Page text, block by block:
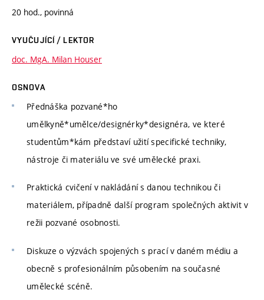
20 hod., povinná
VYUČUJÍCÍ / LEKTOR
doc. MgA. Milan Houser
OSNOVA
Přednáška pozvané*ho
umělkyně*umělce/designérky*designéra, ve které
studentům*kám představí užití specifické techniky,
nástroje či materiálu ve své umělecké praxi.
Praktická cvičení v nakládání s danou technikou či
materiálem, případně další program společných aktivit v
režii pozvané osobnosti.
Diskuze o výzvách spojených s prací v daném médiu a
obecně s profesionálním působením na současné
umělecké scéně.